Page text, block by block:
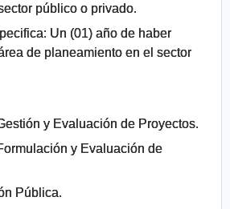
público o privado.
Un (01) año de haber
de planeamiento en el sector
y Evaluación de Proyectos.
y Evaluación de
Pública.